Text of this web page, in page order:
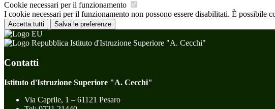
Cookie necessari per il funzionamento
I cookie necessari per il funzionamento non possono essere disabilitati. È possibile
Accetta tutti Salva le preferenze
Istituto d'Istruzione Superiore "A. Cecchi"
Contatti
Istituto d'Istruzione Superiore "A. Cecchi"
Via Caprile, 1 – 61121 Pesaro